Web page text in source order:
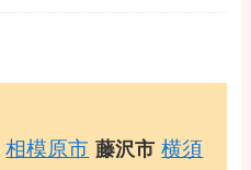
相模原市 藤沢市 横須